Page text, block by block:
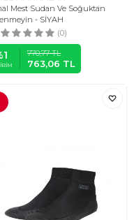
Mest Sudan Ve Soğuktan
- SİYAH
(0)
1 770,77TL
763,06 TL